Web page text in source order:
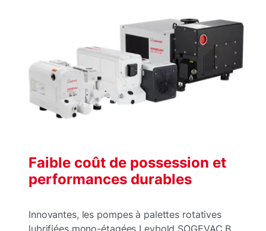
Faible coût de possession et
performances durables
Innovantes, les pompes à palettes rotatives